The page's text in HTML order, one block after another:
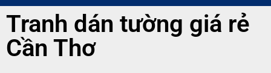
Tranh dán tường giá rẻ
Cần Thơ